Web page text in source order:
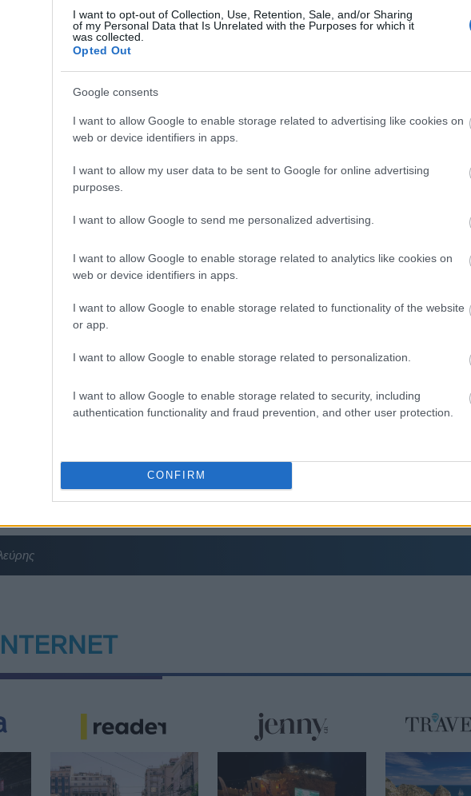
I want to opt-out of Collection, Use, Retention, Sale, and/or Sharing
of my Personal Data that Is Unrelated with the Purposes for which it
was collected.
Opted Out
Google consents
I want to allow Google to enable storage related to advertising like cookies on
web or device identifiers in apps.
I want to allow my user data to be sent to Google for online advertising
purposes.
I want to allow Google to send me personalized advertising.
I want to allow Google to enable storage related to analytics like cookies on
web or device identifiers in apps.
I want to allow Google to enable storage related to functionality of the website
or app.
I want to allow Google to enable storage related to personalization.
I want to allow Google to enable storage related to security, including
authentication functionality and fraud prevention, and other user protection.
CONFIRM
τη στιγμή
ατζέντα» στο δρόμο για το 2027 - Το παράπονο της
ΣΥΡΙΖΑ μελετούν Ιστορία
σημαίνουν τα «πράσινα», «κίτρινα» και «κόκκινα» σπίτια για
λίστα με τα μεγάλα οδικά έργα και τα εκτιμώμενα
18:56
18:09
17:53